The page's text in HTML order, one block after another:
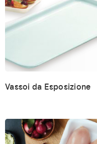
Vassoi da Esposizione